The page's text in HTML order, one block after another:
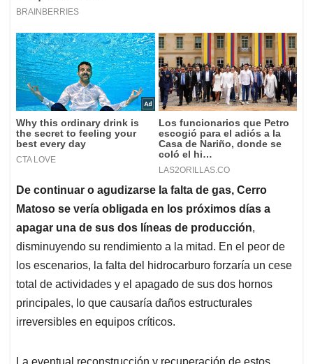
De continuar o agudizarse la falta de gas, Cerro
Matoso se vería obligada en los próximos días a
apagar una de sus dos líneas de producción,
disminuyendo su rendimiento a la mitad. En el peor de
los escenarios, la falta del hidrocarburo forzaría un cese
total de actividades y el apagado de sus dos hornos
principales, lo que causaría daños estructurales
irreversibles en equipos críticos.